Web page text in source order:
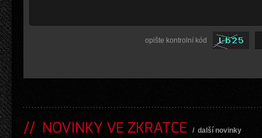
opište kontrolní kód
NOVINKY VE ZKRATCE / další novinky